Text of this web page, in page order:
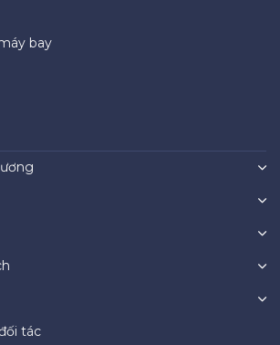
bay
tác